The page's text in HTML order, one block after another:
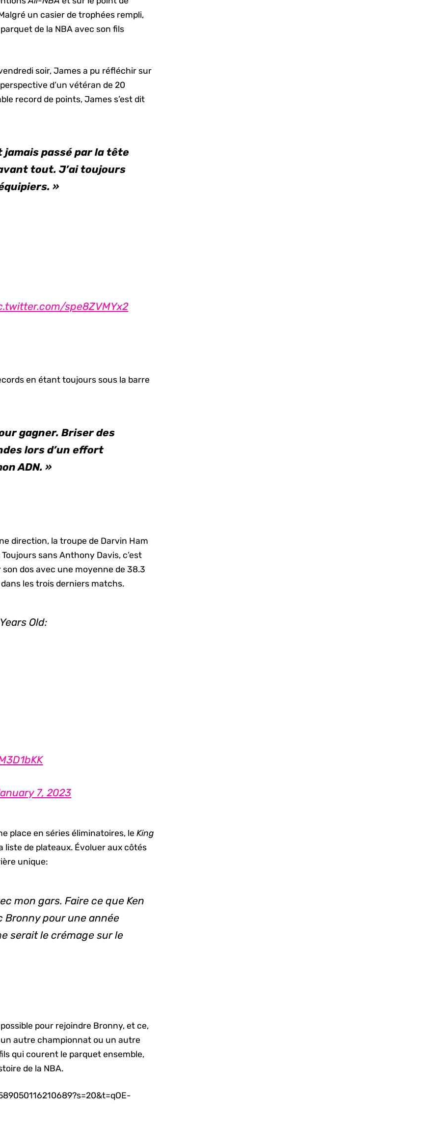
un casier de trophées rempli,
de la NBA avec son fils
soir, James a pu réfléchir sur
d’un vétéran de 20
record de points, James s’est dit
jamais passé par la tête
tout. J’ai toujours
»
spe8ZVMYx2
en étant toujours sous la barre
gagner. Briser des
lors d’un effort
ADN. »
direction, la troupe de Darvin Ham
sans Anthony Davis, c’est
dos avec une moyenne de 38.3
les trois derniers matchs.
Old:
7, 2023
place en séries éliminatoires, leKing
liste de plateaux. Évoluer aux côtés
unique:
mon gars. Faire ce que Ken
Bronny pour une année
serait le crémage sur le
pour rejoindre Bronny, et ce,
un autre championnat ou un autre
qui courent le parquet ensemble,
de la NBA.